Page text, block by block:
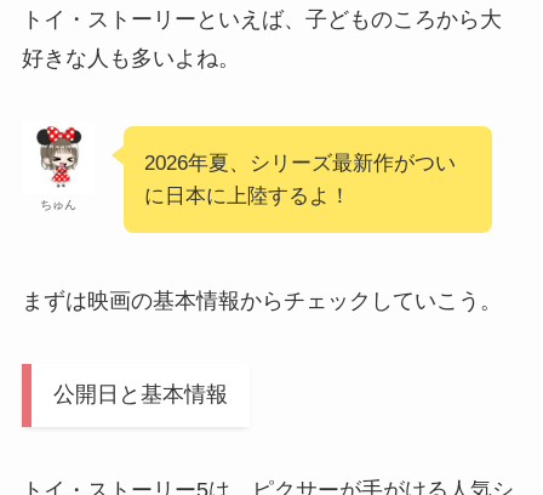
トイ・ストーリーといえば、子どものころから大
好きな人も多いよね。
ちゅん
2026年夏、シリーズ最新作がつい
に日本に上陸するよ！
まずは映画の基本情報からチェックしていこう。
公開日と基本情報
トイ・ストーリー5は、ピクサーが手がける人気シ